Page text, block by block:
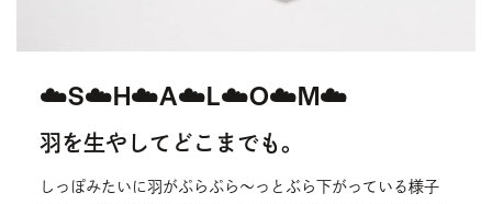
☁️S☁️H☁️A☁️L☁️O☁️M☁️
羽を生やしてどこまでも。
しっぽみたいに羽がぷらぷら〜っとぶら下がっている様子